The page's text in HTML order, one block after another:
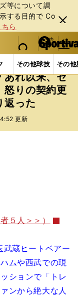
等について調
する⽬的で Co
ら
閉じ
る
web Sportiva (webスポルティーバ)
検索
マイペ
ー
ジ
メニュ
その他球技 その
ンディエース西崎幸
あれ以来、セ
怒りの契約更
返った
更新
５人＞＞）
蔵ヒートベアー
ムや西武での現
ションで「トレ
ンから絶大な人